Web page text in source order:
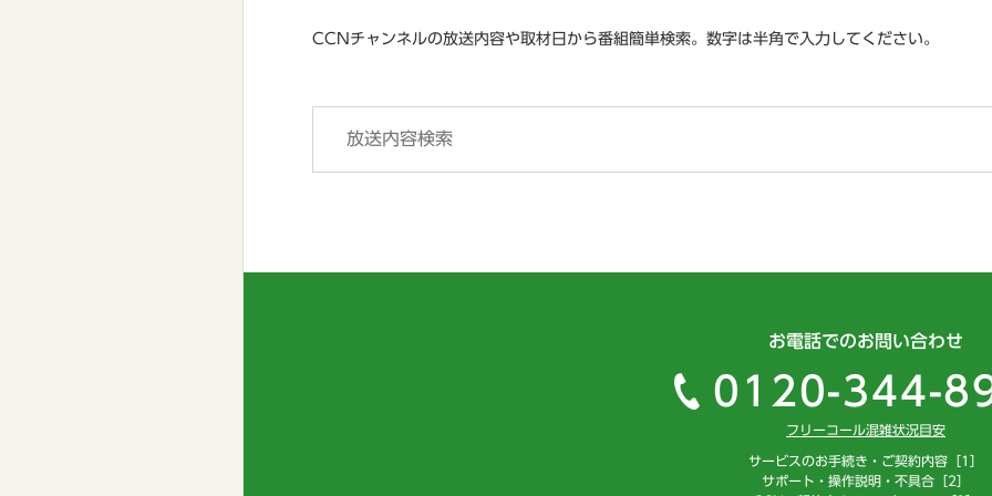
CCNチャンネルの放送内容や取材日から番組簡単検索。数字は半角で入力してください。
お電話でのお問い合わせ
0120-344-
フリーコール混雑状況目安
サービスのお手続き・ご契約内容［1］
サポート・操作説明・不具合［2］